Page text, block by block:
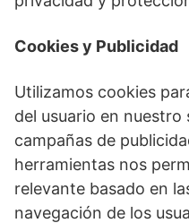
Cookies y Publicidad
Utilizamos cookies
del usuario en
campañas de
herramientas nos
relevante basado en
navegación de los